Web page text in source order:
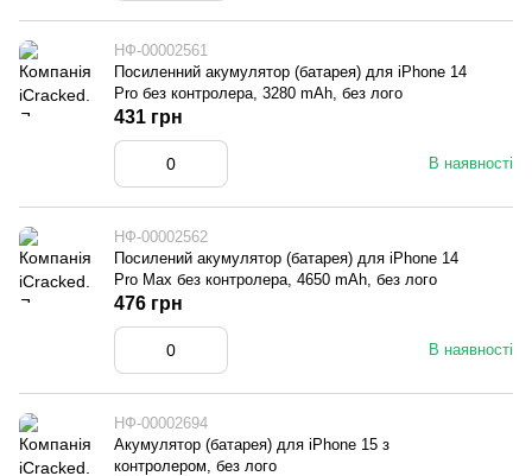
НФ-00002561
Посиленний акумулятор (батарея) для iPhone 14
Pro без контролера, 3280 mAh, без лого
В наявності
431 грн
НФ-00002562
Посилений акумулятор (батарея) для iPhone 14
Pro Max без контролера, 4650 mAh, без лого
В наявності
476 грн
НФ-00002694
Акумулятор (батарея) для iPhone 15 з
контролером, без лого